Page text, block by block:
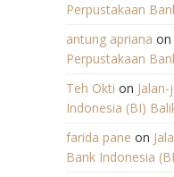
Perpustakaan
antung apriana on
Perpustakaan
Teh Okti on
Indonesia (BI)
farida pane on
Bank Indonesia